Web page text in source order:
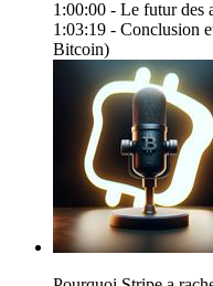
1:00:00 - Le futur des
1:03:19 - Conclusion
Bitcoin)